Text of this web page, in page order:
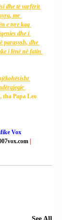
dhe të varfërit
me
e tyre kaq
dhe i
parasysh, dhe
i lënë në fatin
tha Papa Leo
Vox
|